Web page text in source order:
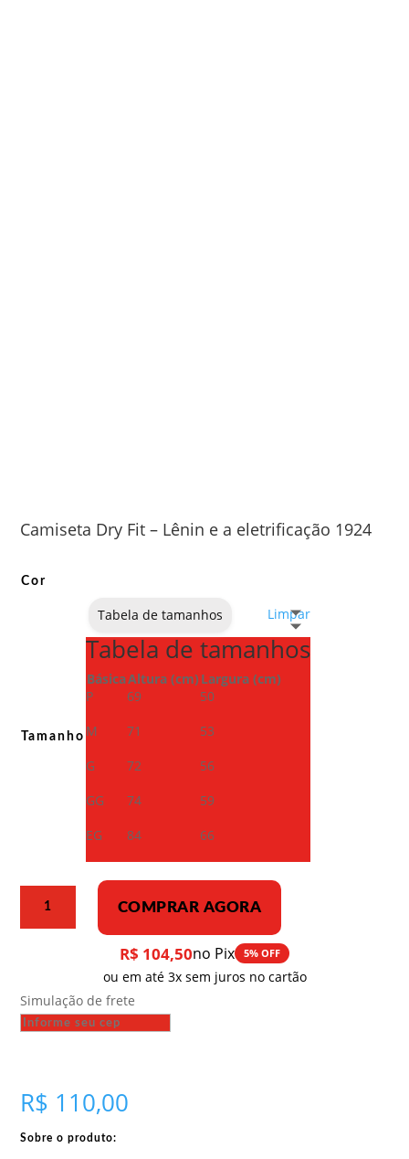
Camiseta Dry Fit – Lênin e a eletrificação 1924
Cor
Tamanho
Limpar
Tabela de tamanhos
Tabela de tamanhos
BásicaAltura (cm) Largura (cm)
P
69
50
M
71
53
G
72
56
GG
74
59
EG
84 66
e
a
COMPRAR AGORA
R$ 104,50no Pix 5% OFF
ou em até 3x sem juros no cartão
Simulação de frete
R$ 110,00
Sobre o produto: